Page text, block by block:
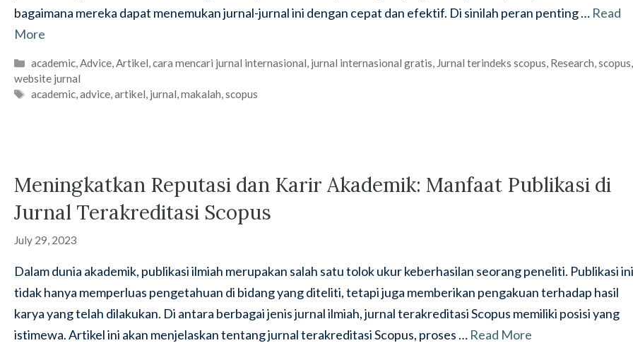
bagaimana mereka dapat menemukan jurnal-jurnal ini dengan cepat dan efektif. Di sinilah peran penting … Read
More
Categories
academic,Advice,Artikel,cara mencari jurnal internasional, jurnal internasional gratis, Jurnal terindeks scopus, Research,scopus,
website jurnal
Tags
academic,advice,artikel, jurnal,makalah,scopus
Meningkatkan Reputasi dan Karir Akademik: Manfaat Publikasi di
Jurnal Terakreditasi Scopus
July 29, 2023
Dalam dunia akademik, publikasi ilmiah merupakan salah satu tolok ukur keberhasilan seorang peneliti. Publikasi ini
tidak hanya memperluas pengetahuan di bidang yang diteliti, tetapi juga memberikan pengakuan terhadap hasil
karya yang telah dilakukan. Di antara berbagai jenis jurnal ilmiah, jurnal terakreditasi Scopus memiliki posisi yang
istimewa. Artikel ini akan menjelaskan tentang jurnal terakreditasi Scopus, proses … Read More